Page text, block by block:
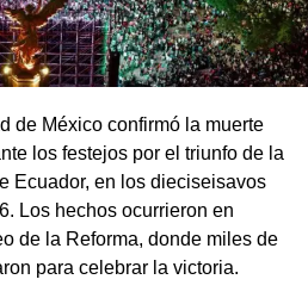
de México confirmó la muerte
los festejos por el triunfo de la
Ecuador, en los dieciseisavos
Los hechos ocurrieron en
de la Reforma, donde miles de
para celebrar la victoria.